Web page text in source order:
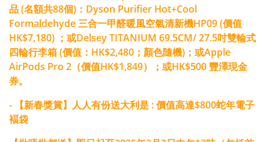
品 (名額共88個)：Dyson Purifier Hot+Cool
Formaldehyde 三合一甲醛暖風空氣清新機HP09 (價值
HK$7,180) ；或Delsey TITANIUM 69.5CM/ 27.5吋雙輪式
四輪行李箱 (價值：HK$2,480；顏色隨機)；或Apple
AirPods Pro 2（價值HK$1,849）；或HK$500 豐澤現金
券。
- 【新春獎賞】人人有份送大利是 : 價值高達$800蛇年電子
褔袋